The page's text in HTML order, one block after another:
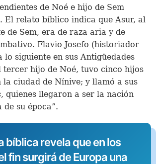
de Noé e hijo de Sem
El relato bíblico indica que Asur, al
de Sem, era de raza aria y de
Flavio Josefo (historiador
lo siguiente en sus Antigüedades
tercer hijo de Noé, tuvo cinco hijos
ciudad de Nínive; y llamó a sus
, quienes llegaron a ser la nación
su época”.
bíblica revela que en los
fin surgirá de Europa una